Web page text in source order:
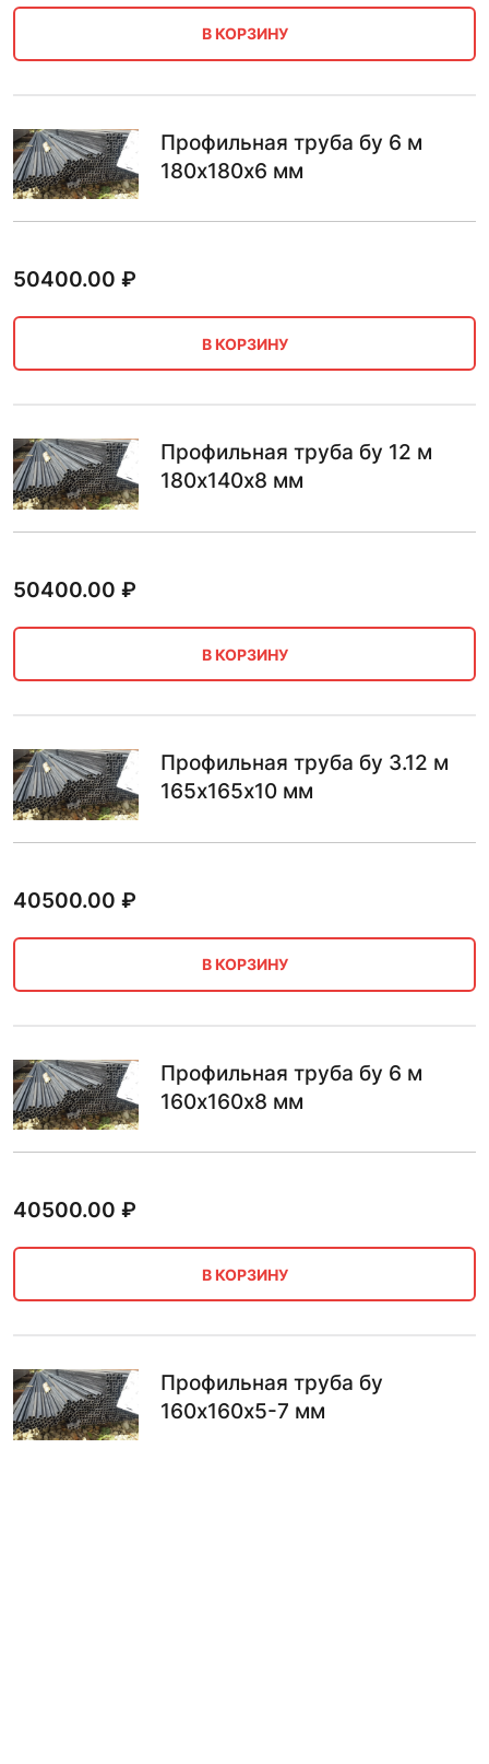
В КОРЗИНУ
Профильная труба бу 6 м
180х180х6 мм
50400.00 ₽
В КОРЗИНУ
Профильная труба бу 12 м
180х140х8 мм
50400.00 ₽
В КОРЗИНУ
Профильная труба бу 3.12 м
165х165х10 мм
40500.00 ₽
В КОРЗИНУ
Профильная труба бу 6 м
160х160х8 мм
40500.00 ₽
В КОРЗИНУ
Профильная труба бу
160х160х5-7 мм